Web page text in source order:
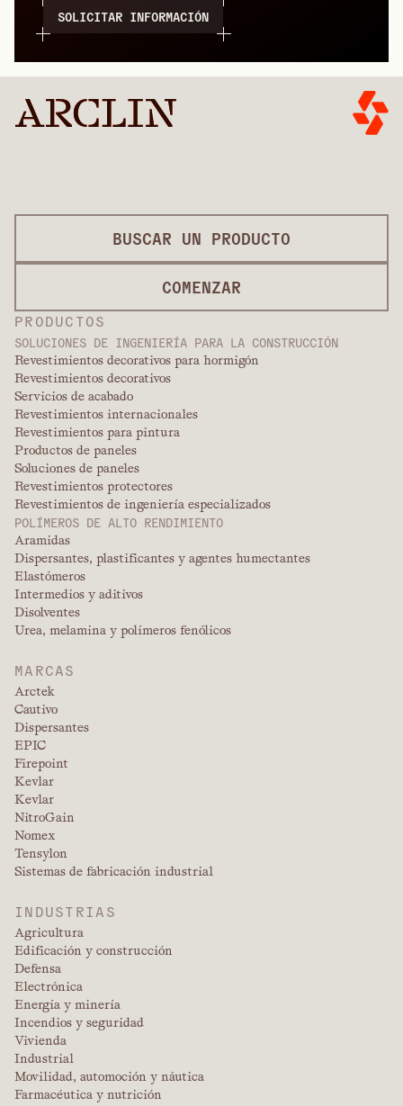
SOLICITAR INFORMACIÓN
PRODUCTOS
SOLUCIONES DE INGENIERÍA PARA LA CONSTRUCCIÓN
Revestimientos decorativos para hormigón
Revestimientos decorativos
Servicios de acabado
Revestimientos internacionales
Revestimientos para pintura
Productos de paneles
Soluciones de paneles
Revestimientos protectores
Revestimientos de ingeniería especializados
POLÍMEROS DE ALTO RENDIMIENTO
Aramidas
Dispersantes, plastificantes y agentes humectantes
Elastómeros
Intermedios y aditivos
Disolventes
Urea, melamina y polímeros fenólicos
MARCAS
Arctek
Cautivo
Dispersantes
EPIC
Firepoint
Kevlar
Kevlar
NitroGain
Nomex
Tensylon
Sistemas de fabricación industrial
INDUSTRIAS
Agricultura
Edificación y construcción
Defensa
Electrónica
Energía y minería
Incendios y seguridad
Vivienda
Industrial
Movilidad, automoción y náutica
Farmacéutica y nutrición
BUSCAR UN PRODUCTO
COMENZAR